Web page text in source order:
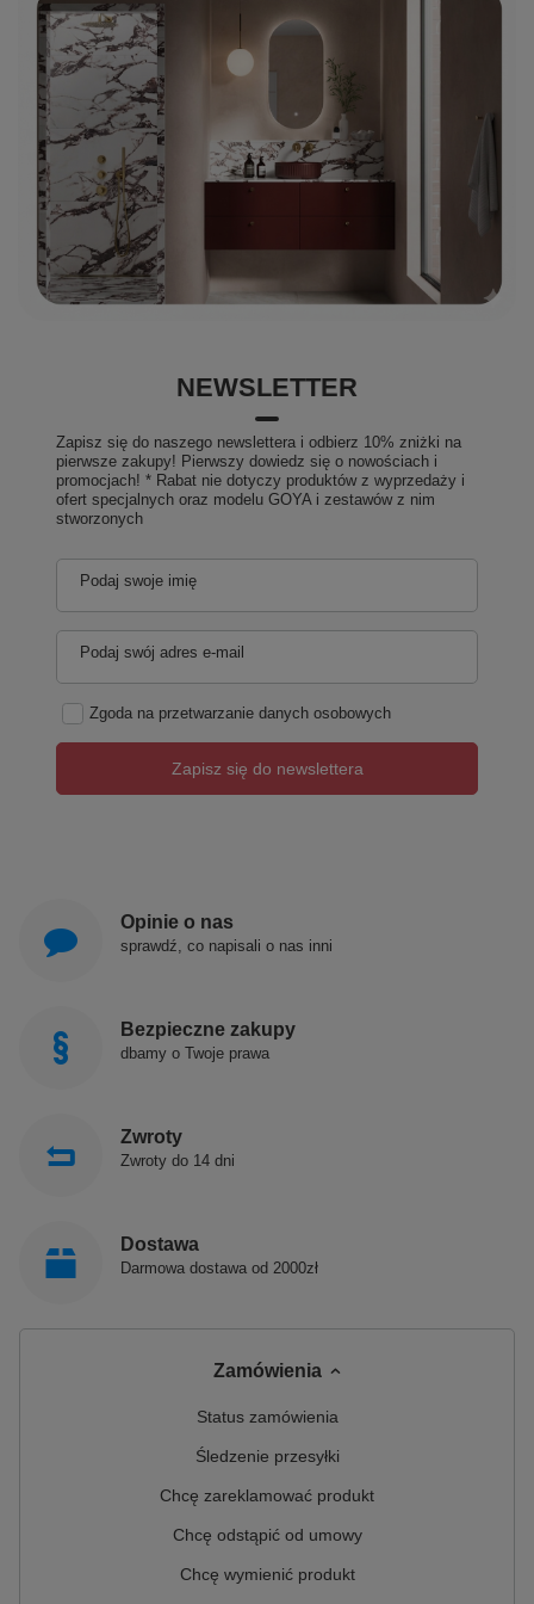
korzystać dwie dorosłe osoby. FJORDD to łazienka
idealnie dopasowana do Ciebie i Twojej rodziny.
Własny rytuał SPA
Kąpiel relaksuje, leczy i zmniejsza ryzyko depresji.
Efekty kąpieli są podobne do tych po masażu. Woda w
temperaturze 36-38 stopni Celsjusza odpręża mięśnie,
poprawia ich elastyczność, redukuje skurcze i
napięciowe bóle głowy. Stwórz swój własny rytuał, by
dać odpocząć ciału i duszy. Poprawa zdrowia i
nastroju to najlepsza inwestycja.
Materiał AQUASTONE
Produkty są łatwe do utrzymania w czystości.
Skorzystaj z naszej rekomendacji pielęgnacji.
Niewielkie uszkodzenia, w przeciwieństwie do innych
materiałów, można łatwo naprawić używając naszych
NEWSLETTER
Zapisz się do naszego newslettera i odbierz 10% zniżki na
pierwsze zakupy! Pierwszy dowiedz się o nowościach i
promocjach! * Rabat nie dotyczy produktów z wyprzedaży i
ofert specjalnych oraz modelu GOYA i zestawów z nim
stworzonych
Podaj swoje imię
Podaj swój adres e-mail
Zgoda na przetwarzanie danych osobowych
Zapisz się do newslettera
Opinie o nas
sprawdź, co napisali o nas inni
Bezpieczne zakupy
dbamy o Twoje prawa
Zwroty
Zwroty do 14 dni
Dostawa
Darmowa dostawa od 2000zł
Zamówienia
Status zamówienia
Śledzenie przesyłki
Chcę zareklamować produkt
Chcę odstąpić od umowy
Chcę wymienić produkt